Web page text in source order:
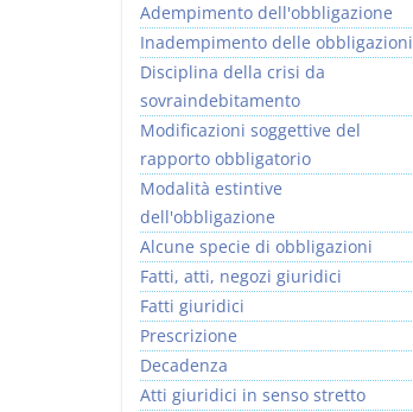
Adempimento dell'obbligazione
Inadempimento delle obbligazioni
Disciplina della crisi da
sovraindebitamento
Modificazioni soggettive del
rapporto obbligatorio
Modalità estintive
dell'obbligazione
Alcune specie di obbligazioni
Fatti, atti, negozi giuridici
Fatti giuridici
Prescrizione
Decadenza
Atti giuridici in senso stretto